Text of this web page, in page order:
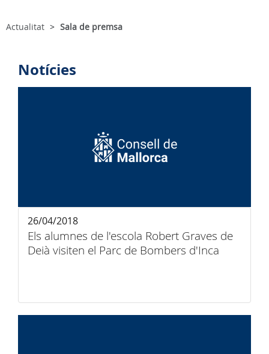
Actualitat Sala de premsa
Notícies
Els alumnes de l'escola Robert Graves de
Deià visiten el Parc de Bombers d'Inca
26/04/2018